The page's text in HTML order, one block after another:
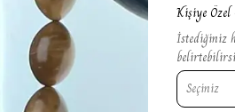
Kişiye
İstediğiniz
Seçiniz